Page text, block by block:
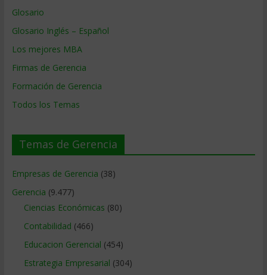
Glosario
Glosario Inglés – Español
Los mejores MBA
Firmas de Gerencia
Formación de Gerencia
Todos los Temas
Temas de Gerencia
Empresas de Gerencia (38)
Gerencia (9.477)
Ciencias Económicas (80)
Contabilidad (466)
Educacion Gerencial (454)
Estrategia Empresarial (304)